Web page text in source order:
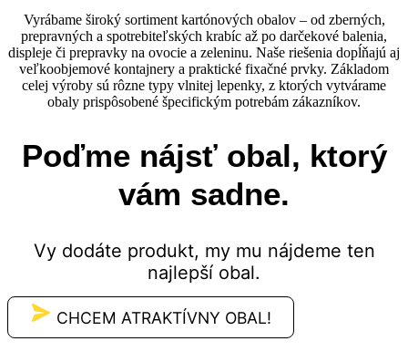
Vyrábame široký sortiment kartónových obalov – od zberných,
prepravných a spotrebiteľských krabíc až po darčekové balenia,
displeje či prepravky na ovocie a zeleninu. Naše riešenia dopĺňajú aj
veľkoobjemové kontajnery a praktické fixačné prvky. Základom
celej výroby sú rôzne typy vlnitej lepenky, z ktorých vytvárame
obaly prispôsobené špecifickým potrebám zákazníkov.
Poďme nájsť obal, ktorý
vám sadne.
Vy dodáte produkt, my mu nájdeme ten
najlepší obal.
CHCEM ATRAKTÍVNY OBAL!